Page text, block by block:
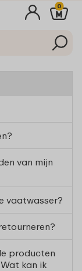
0
van mijn
vaatwasser?
producten
kan ik